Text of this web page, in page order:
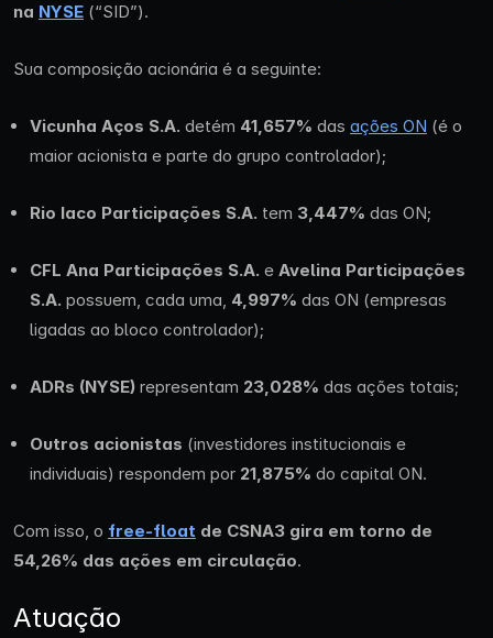
na NYSE (“SID”).
Sua composição acionária é a seguinte:
Vicunha Aços S.A. detém 41,657% das ações ON (é o
maior acionista e parte do grupo controlador);
Rio Iaco Participações S.A. tem 3,447% das ON;
CFL Ana Participações S.A. e Avelina Participações
S.A. possuem, cada uma, 4,997% das ON (empresas
ligadas ao bloco controlador);
ADRs (NYSE) representam 23,028% das ações totais;
Outros acionistas (investidores institucionais e
individuais) respondem por 21,875% do capital ON.
Com isso, o free-float de CSNA3 gira em torno de
54,26% das ações em circulação.
Atuação